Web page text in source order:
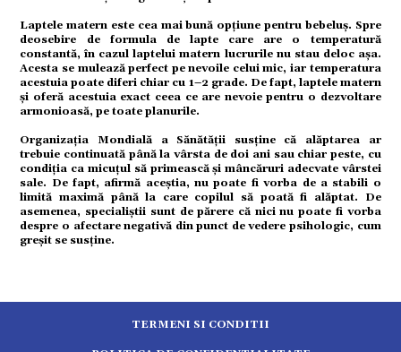
Laptele matern este cea mai bună opțiune pentru bebeluș. Spre
deosebire de formula de lapte care are o temperatură
constantă, în cazul laptelui matern lucrurile nu stau deloc așa.
Acesta se mulează perfect pe nevoile celui mic, iar temperatura
acestuia poate diferi chiar cu 1–2 grade. De fapt, laptele matern
și oferă acestuia exact ceea ce are nevoie pentru o dezvoltare
armonioasă, pe toate planurile.
Organizația Mondială a Sănătății susține că alăptarea ar
trebuie continuată până la vârsta de doi ani sau chiar peste, cu
condiția ca micuțul să primească și mâncăruri adecvate vârstei
sale. De fapt, afirmă aceștia, nu poate fi vorba de a stabili o
limită maximă până la care copilul să poată fi alăptat. De
asemenea, specialiștii sunt de părere că nici nu poate fi vorba
despre o afectare negativă din punct de vedere psihologic, cum
greșit se susține.
TERMENI SI CONDITII